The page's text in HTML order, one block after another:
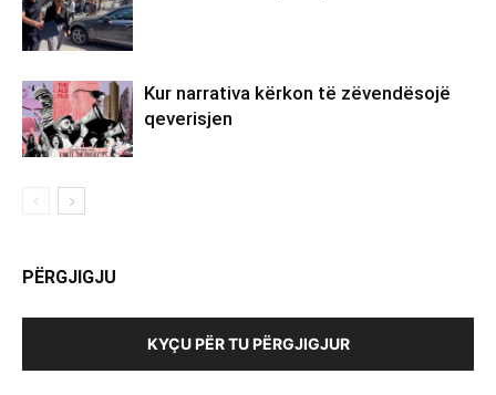
Kur narrativa kërkon të zëvendësojë
qeverisjen
PËRGJIGJU
KYÇU PËR TU PËRGJIGJUR